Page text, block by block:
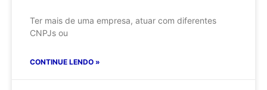
Ter mais de uma empresa, atuar com diferentes
CNPJs ou
CONTINUE LENDO »